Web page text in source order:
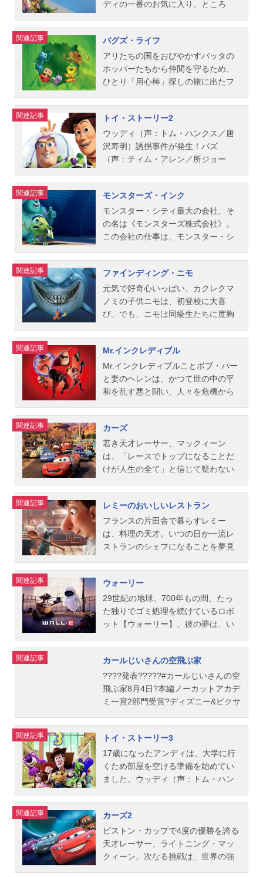
タッフ監督：アンドリュー・スタン
ン製作総指揮：ジョン・ラセター製
ドリュー・スタントン ヴィクトリ
ア・ストラウス音楽：トーマス・ニ
ューマン海洋生物監修：さかなク
ディの一番のお気に入り。ところ
ペース・レンジャー、バズ・ライト
イヤー（声：ティム・アレン／所ジ
ョージ）が現れて、ウッディの主役
の座が奪われそうに。張り合うウッ
ディとバズは、ひょんなことからオ
まってしまい、大ピンチ！脱出作戦
で力を合わせて頑張るうちに、やが
て“友情の絆”が芽生えていく…。作品
名トイ・ストーリー放送形態劇場版
アニメシリーズトイ・ストーリーシ
（土）キャストバズ・ライトイヤ
ー：所ジョージウッディ：唐沢寿明
ミスター・ポテトヘッド：名古屋章
スリンキー・ドッグ：永井一郎レッ
クス：三ツ矢雄二ハム：大塚周夫ボ
村浩佑スタッフ監督：ジョン・ラセ
ター製作総指揮：エドウィン・キャ
ットマル スティーヴ・ジョブス製
作：ラルフ・グッゲンハイム ボニ
ー・アーノルド脚本：ジョス・ウィ
ン ジョエル・コーエン アレッ
ク・ソコロウ ジョー・ランフト原
案：ピート・ドクター ジョン・ラ
セター ジョー・ランフト アンド
リュ...
関連記事
バグズ・ライフ
アリたちの国をおびやかすバッタの
ホッパーたちから仲間を守るため、
ひとり「用心棒」探しの旅に出たフ
っぽい性格とキュートな外見にギャ
ップのあるテントウ虫のフランシス
や、くいしんぼうイモ虫のハイムリ
ックたち。勇者だと思って歓迎した
彼らが実はサーカスの団員だと知っ
放」。たったひとりの理解者、小さ
なドット姫にはげまされ、フリック
が考えた一発逆転のホッパー撃退大
作戦とは―！？作品名バグズ・ライ
フ放送形態劇場版アニメスケジュー
リック：宮本充ホッパー：壌晴彦ア
ッタ姫：土井美加ドット姫：須藤祐
実女王アリ：磯辺万沙子モルト、P・
T・フリー：岡田吉弘スリム：伊藤和
晃ハイムリック：島香裕フランシ
シー：相沢恵子ロージー：林佳代子
タック＆ロール：水野龍司ディム：
郷里大輔Mr.ソイル：仲野裕フローラ
先生：佐藤しのぶスタッフ監督：ジ
ョン・ラセター共同監督：アンドリ
アンダーソン、ケヴィン・リハー脚
本：アンドリュー・スタントン、ド
ナルド・マッケネリー、ボブ・ショ
ー主題歌「Thetimeofyourlife」...
関連記事
トイ・ストーリー2
ウッディ（声：トム・ハンクス／唐
沢寿明）誘拐事件が発生！バズ
（声：ティム・アレン／所ジョー
ィを見つけ出すために、決死の覚悟
で外の世界に飛び出します。一
方、“超プレミアム人形”として、カウ
ガール人形のジェシーや馬のブルズ
アイと一緒に日本のオモチャ博物館
は、ジェシーからある事実を聞かさ
れて、仲間たちの元に戻りたい気持
ちが揺らぎ始めていました。そんな
時、さまざまな危険をくぐりぬけ、
バズたちがウッディ救出に現れ
形態劇場版アニメシリーズトイ・ス
トーリーシリーズスケジュール2000
年3月11日（土）キャストバズ・ライ
トイヤー：所ジョージウッディ：唐
沢寿明ジェシー：日下由美プロスペ
ッド：名古屋章スリンキー・ドッ
グ：永井一郎レックス：三ツ矢雄二
ハム：大塚周夫ボー・ピープ：戸田
恵子アル・マクウィギン：樋浦勉ア
ンディ：北尾亘ミセス・ポテトヘッ
スタッフ監督：ジョン・ラセター共
同監督：リー・アンクリッチ アッ
シュ・ブラノン製作：ヘレン・プロ
トキン カレン・ロバート・ジャク
ソン製作総指...
関連記事
モンスターズ・インク
モンスター・シティ最大の会社、そ
の名は《モンスターズ株式会社》。
この会社の仕事は、モンスター・シ
の悲鳴を集めること。そして、モン
スターズ社のエリート中のエリート
で全社員の憧れの的となっているの
が、悲鳴獲得ポイントNO.1の怖がら
せ屋、サリーことジェームズ・P.サリ
友のマイク・ワゾウスキとのコンビ
は完璧。一目見ただけでビビってし
まう恐ろしいルックスと、日々の厳
しい訓練の成果である脅かしテクニ
ックで、次々とエネルギー・ボンベ
だが、実はモンスターの方こそ、子
供たちを心底怖がっていた。彼らは
人間の子供は有毒だと信じており、
例え靴下一枚であってもモンスタ
ー・シティに持ち込むことは禁止さ
スター・シティの歴史を揺るがす大
事件は、ある日突然に起こった。仕
事を終えたサリーが残務整理をして
いると、そこには小さな人間の女の
子が立っていたのである！会社に知
うため、サリーとマイクは厳しい追
跡を逃れてこっそりと少女を人間界
に戻そうとするが…。作品名モンス
ターズ・インク放送形態劇場版ア...
関連記事
ファインディング・ニモ
元気で好奇心いっぱい、カクレクマ
ノミの子供ニモは、初登校に大喜
び。でも、ニモは同級生たちに度胸
の父マーリンの制止を振り切ってサ
ンゴ礁の外に出たことから人間にさ
らわれてしまう。マーリンは、“ニモ
をさらったボートを見た”と言う、親
切だけど物忘れのひどいドリー（ナ
果てしない海の旅へ―。巨大なサメ
に追いかけられたり、アオウミガメ
の群れに助けられたりと、想像もし
なかった出来事ばかり。それでも、
マーリンはニモに会いたい一心で旅
『モンスターズ・インク』のスタッ
フが贈る、息をのむほど美しいグレ
ート・バリアリーフの海を舞台に、
個性的なキャラクターたちが繰り広
げる感動の冒険ストーリー。作品名
場版アニメスケジュール2003年12月
6日（土）キャストマーリン：木梨憲
武ドリー：室井滋ニモ：宮谷恵多ギ
ル：山路和弘クラッシュ：小山力也
ガーグル：津田寛治デブ&フロー：森
ル：進藤晶子大口魚の母：LiLiCo小
さな魚：中島ヒロト大きな魚：さか
なクンロブスター：やまだひさしメ
カジキ：YASUイルカ：杉山...
関連記事
Mr.インクレディブル
Mr.インクレディブルことボブ・パー
と妻のヘレンは、かつて世の中の平
和を乱す悪と闘い、人々を危機から
が、15年前のスーパー・ヒーロー制
度廃止を機に、夫妻は一般市民とし
て暮らすことを余儀なくされ、3人の
子供たちヴァイオレット、ダッシ
ュ、ジャック・ジャックと共に、“普
た。再び世界を救うことを夢見続け
るボブの元に、ある日、謎の手紙が
届く。それは、彼と彼の愛する家族
にとって、想像を絶する冒険の始ま
りだった・・・。作品名Mr.インクレ
ジュール2004年12月4日（土）キャ
ストMr.インクレディブル：三浦友和
インクレディブル夫人：黒木瞳シン
ドローム：宮迫博之ヴァイオレッ
ト：綾瀬はるかダッシュ：海鋒拓也
ド：後藤哲夫ハフ：小倉智昭アンダ
ーマイナー：高田延彦ミラージュ：
渡辺美佐スタッフ監督：ブラッド・
バード製作：ジョン・ウォーカー製
作総指揮：ジョン・ラセター公開開
isney/Pixar.Allrightsreserved『Mr.イ
ンクレディブル』公式サイト『Mr.イ
ンクレディブル』公式Twitter動画配
信情報【PR】※本ページは...
関連記事
カーズ
若き天才レーサー、マックィーン
は、「レースでトップになることだ
けが人生の全て」と信じて疑わない
が、チャンピオン決定戦へと向かう
途中で迷い込んだ田舎町≪ラジエー
ター・スプリングス≫。その町の個
性的な住民、サリー、メーター、ド
ック・ハドソンらとの人情味溢れる
ーンの心には変化が表れ始める。や
がて彼は、ゴールを勝ち取ることよ
りも、もっと大切なことに気づいて
いき…。最高のスピード感、最高の
楽しさ、最高の感動が味わえる、“人
せてくれる感動のストーリー。作品
名カーズ放送形態劇場版アニメシリ
ーズカーズスケジュール2006年7月1
日（土）キャストライトニング・マ
ックィーン：土田大メーター：山口
ツェッタ・ジローラモボブ・カトラ
ス：赤坂泰彦ダレル・カートリッ
プ：福澤朗ラモーン：樋浦勉グイ
ド：デニーロ・デ・ジローラモドッ
ク・ハドソン：浦山迅フロー：片岡
フィルモア：八奈見乗児リジー：森
ひろ子マック：立木文彦レッド：ル
イス・ダニエル・ラミレスチック・
ヒックス：内田直哉キング：岩崎ひ
ろし...
関連記事
レミーのおいしいレストラン
フランスの片田舎で暮らすレミー
は、料理の天才。いつの日か一流レ
ストランのシェフになることを夢見
そう、レミーはネズミだから。そん
なレミーが、ある事件をきっかけ
に、パリにある憧れのレストラン“グ
ストー”にやって来る。そこで見習い
シェフ、リングイニと出会い、ふた
敵な≪奇跡≫を巻き起こしていく！
自分を信じて一歩踏み出す勇気をく
れる、“夢のレシピ”をお届けします。
作品名レミーのおいしいレストラン
放送形態劇場版アニメスケジュール2
レッド･リングイニ：佐藤隆太レミ
ー：岸尾だいすけスキナー：浦山迅
ジャンゴ：麦人エミール：茶風林イ
ーゴ：家弓家正オーグスト・グスト
ー：有川博コレット：甲斐田裕子ス
ド製作：ブラッド・ルイス製作総指
揮：ジョン・ラセター、アンドリュ
ー・スタントンストーリー原案：ヤ
ン・ピンカヴァ、ジム・カポビアン
コ、ブラッド・バードストーリー監
関連記事
ウォーリー
29世紀の地球。700年もの間、たっ
た独りでゴミ処理を続けているロボ
ット【ウォーリー】。彼の夢は、い
日、そんなウォーリーの前に、真っ
白に輝くロボット【イヴ】が現れ
る。一目惚れしてしまったウォーリ
ーが、イヴに大切な宝物“植物”を見せ
ると、思いがけない事態が！イヴは
収されてしまう。イヴを失いたくな
い！必死に宇宙船にしがみついたウ
ォーリーは、大気圏外へと飛び出し
て…。宇宙の遥か彼方でウォーリー
を待ち受けていたのは、地球の未来
にただ大切な相手を“愛する”ことの素
晴らしさを教えてくれる、PIXARが
贈る“29世紀のラブストーリー”。作
品名ウォーリー放送形態劇場版アニ
メスケジュール2008年12月5日
関連記事
カールじいさんの空飛ぶ家
????発表?????#カールじいさんの空
飛ぶ家8月4日?本編ノーカットアカデ
ミー賞2部門受賞?ディズニー&ピクサ
目指し大空へ飛び出し大冒険‼️#マ
イ・エレメント#カールじいさんのデ
ートpic.twitter.com/OPlVDrcBu2—ア
ンク＠金曜ロードショー公式(@kinro
_ntv)July13,202378歳のカールじい
れ、彼女との思い出が詰まった家で
一人暮らしをしていた。幼なじみだ
った二人は、冒険家チャールズ・マ
ンツに憧れて、彼が幻の鳥を追って
消息を絶った南米の“パラダイスの
関連記事
トイ・ストーリー3
17歳になったアンディは、大学に行
くため部屋を空ける準備を始めてい
ました。ウッディ（声：トム・ハン
ム・アレン／所ジョージ）たちオモ
チャ仲間は、アンディとの別れの予
感に戸惑うばかり。そんなある日、
ウッディたちは手違いで、なんと、
保育園に寄付されてしまいます！そ
関連記事
カーズ2
ピストン・カップで4度の優勝を誇る
天才レーサー、ライトニング・マッ
クィーン。次なる挑戦は、世界の強